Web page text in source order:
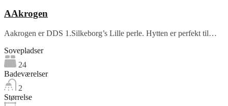
AAkrogen
Aakrogen er DDS 1.Silkeborg’s Lille perle. Hytten er perfekt til…
Sovepladser
24
Badeværelser
2
Størrelse